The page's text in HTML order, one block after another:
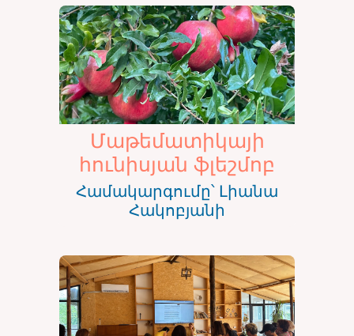
Մաթեմատիկայի
հունիսյան ֆլեշմոբ
Համակարգումը՝ Լիանա
Հակոբյանի